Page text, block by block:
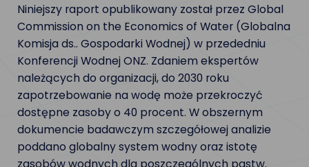
Niniejszy raport opublikowany został przez Global
Commission on the Economics of Water (Globalna
Komisja ds.. Gospodarki Wodnej) w przededniu
Konferencji Wodnej ONZ. Zdaniem ekspertów
należących do organizacji, do 2030 roku
zapotrzebowanie na wodę może przekroczyć
dostępne zasoby o 40 procent. W obszernym
dokumencie badawczym szczegółowej analizie
poddano globalny system wodny oraz istotę
zasobów wodnych dla poszczególnych pastw.